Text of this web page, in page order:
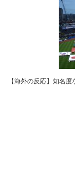
【海外の反応】知名